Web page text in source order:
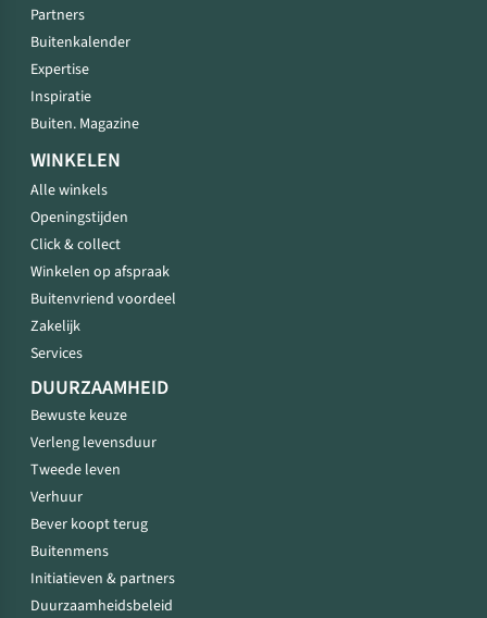
Partners
Buitenkalender
Expertise
Inspiratie
Buiten. Magazine
WINKELEN
Alle winkels
Openingstijden
Click & collect
Winkelen op afspraak
Buitenvriend voordeel
Zakelijk
Services
DUURZAAMHEID
Bewuste keuze
Verleng levensduur
Tweede leven
Verhuur
Bever koopt terug
Buitenmens
Initiatieven & partners
Duurzaamheidsbeleid